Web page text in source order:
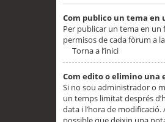
Com publico un tema en
Per publicar un tema en un
permisos de cada fòrum a
Torna a l’inici
Com edito o elimino una
Si no sou administrador o
un temps limitat després
data i l’hora de